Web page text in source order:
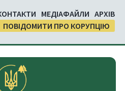
МЕДІАФАЙЛИ АРХІВ
ПОВІДОМИТИ ПРО КОРУПЦІЮ